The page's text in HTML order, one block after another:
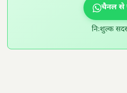
चैनल से
निःशुल्क